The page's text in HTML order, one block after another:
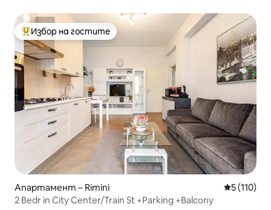
Най-популярен избор на гостите
Избор на гостите
Апартамент – Rimini Средна
5 (110)
2 Bedr in City Center/Train St +Parking +Balcony